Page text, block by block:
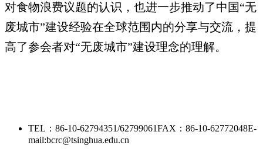
对食物浪费议题的认识，也进一步推动了中国“无
废城市”建设经验在全球范围内的分享与交流，提
高了参会者对“无废城市”建设理念的理解。
TEL：86-10-62794351/62799061FAX：86-10-62772048E-
mail:bcrc@tsinghua.edu.cn